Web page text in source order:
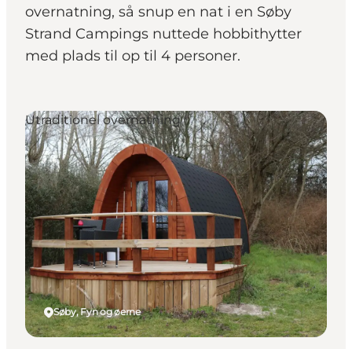
overnatning, så snup en nat i en Søby
Strand Campings nuttede hobbithytter
med plads til op til 4 personer.
Søby, Fyn og øerne
Utraditionel overnatning